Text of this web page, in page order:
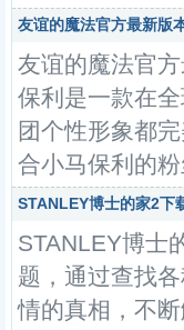
友谊的魔法官方最新版
友谊的魔法官
保利是一款在
团个性形象都
合小马保利的
STANLEY博士的家2下
STANLEY博士
题，通过查找
情的真相，不